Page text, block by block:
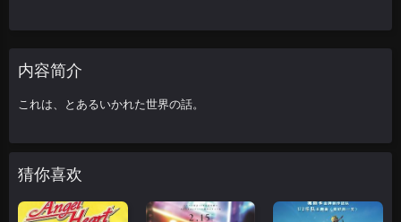
内容简介
これは、とあるいかれた世界の話。
猜你喜欢